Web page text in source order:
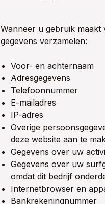
Wanneer u gebruik maakt
gegevens verzamelen:
Voor- en achternaam
Adresgegevens
Telefoonnummer
E-mailadres
IP-adres
Overige
deze website aan te
Gegevens over uw
Gegevens over uw
omdat dit bedrijf
Internetbrowser en
Bankrekeningnummer